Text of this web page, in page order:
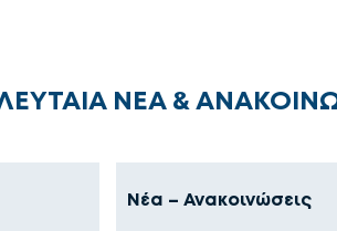
ΝΕΑ &
Νέα – Ανακοινώσεις